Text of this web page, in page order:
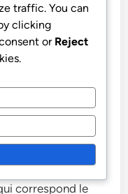
Les listes à
l’information et à
appropriée
Prenez le
catégories
correspond le
traffic. You can
clicking
or Reject